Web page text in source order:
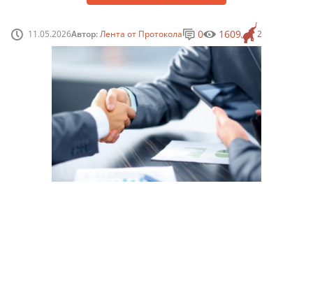
11.05.2026Автор:Лента от Протокола 2
0 1609